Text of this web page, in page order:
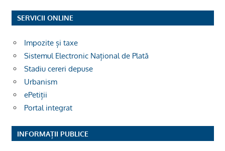
SERVICII ONLINE
Impozite și taxe
Sistemul Electronic Național de Plată
Stadiu cereri depuse
Urbanism
ePetiții
Portal integrat
INFORMAȚII PUBLICE